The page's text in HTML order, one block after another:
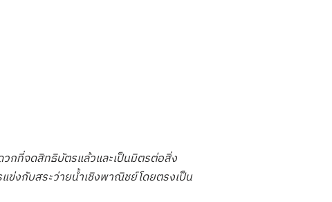
วกที่จดสิทธิบัตรแล้วและเป็นมิตรต่อสิ่ง
ข่งกับสระว่ายน้ำเชิงพาณิชย์โดยตรงเป็น